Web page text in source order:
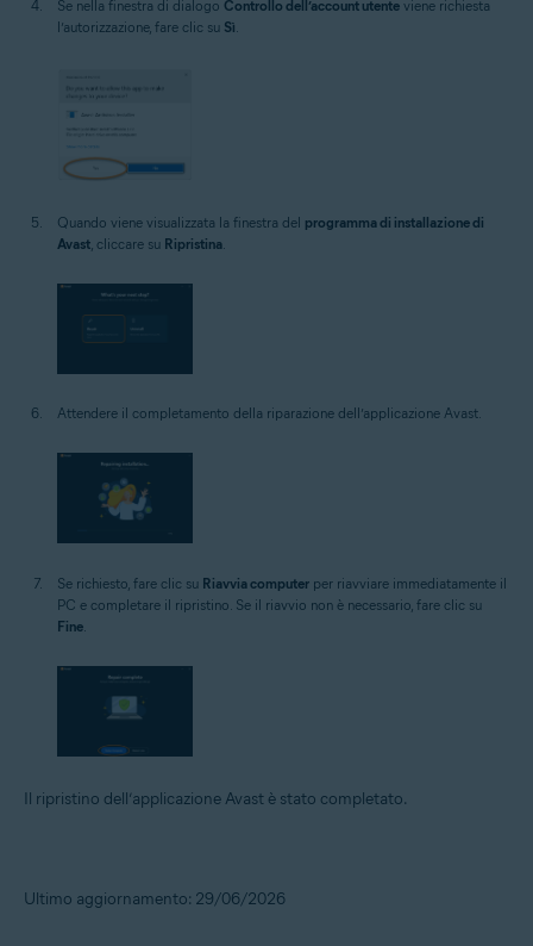
Se nella finestra di dialogo Controllo dell’account utente viene richiesta
l’autorizzazione, fare clic su Sì.
Quando viene visualizzata la finestra del programma di installazione di
Avast, cliccare su Ripristina.
Attendere il completamento della riparazione dell’applicazione Avast.
Se richiesto, fare clic su Riavvia computer per riavviare immediatamente il
PC e completare il ripristino. Se il riavvio non è necessario, fare clic su
Fine
Il ripristino dell’applicazione Avast è stato completato.
Ultimo aggiornamento: 29/06/2026